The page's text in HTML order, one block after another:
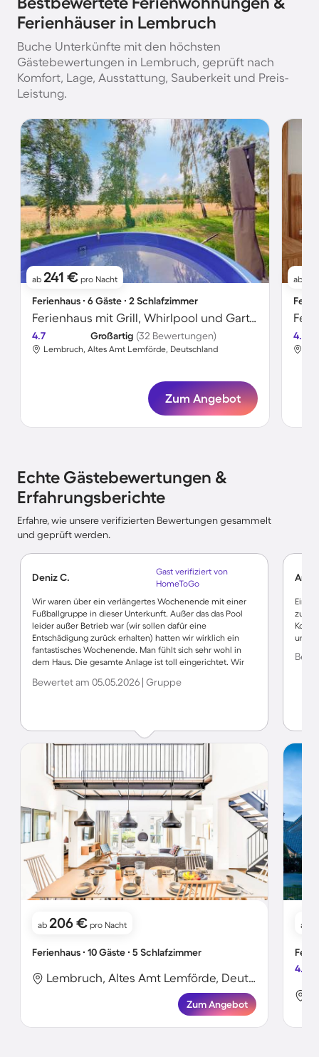
Ferienhäuser in Lembruch
Buche Unterkünfte mit den höchsten
Gästebewertungen in Lembruch, geprüft nach
Komfort, Lage, Ausstattung, Sauberkeit und Preis-
Leistung.
ab 241 € pro Nacht
Ferienhaus ∙ 6 Gäste ∙ 2 Schlafzimmer
Ferienhaus mit Grill, Whirlpool und Garten
4.7 Großartig (32 Bewertungen)
Lembruch, Altes Amt Lemförde, Deutschland
Zum Angebot
ab
4.5
Echte Gästebewertungen &
Erfahrungsberichte
Erfahre, wie unsere verifizierten Bewertungen gesammelt
und geprüft werden.
Deniz C.
Gast verifiziert von
HomeToGo
Wir waren über ein verlängertes Wochenende mit einer
Fußballgruppe in dieser Unterkunft. Außer das das Pool
leider außer Betrieb war (wir sollen dafür eine
Entschädigung zurück erhalten) hatten wir wirklich ein
fantastisches Wochenende. Man fühlt sich sehr wohl in
dem Haus. Die gesamte Anlage ist toll eingerichtet. Wir
sicherlich nochmal wieder zu kommen.
Bewertet am 05.05.2026 | Gruppe
ab 206 € pro Nacht
Ferienhaus ∙ 10 Gäste ∙ 5 Schlafzimmer
Lembruch, Altes Amt Lemförde, Deutschland
Zum Angebot
Ein
ab
4.8